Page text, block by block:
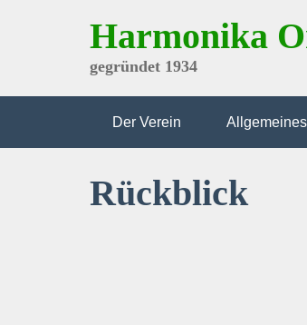
Harmonika
gegründet 1934
Der Verein Allgemeines
Rückblick